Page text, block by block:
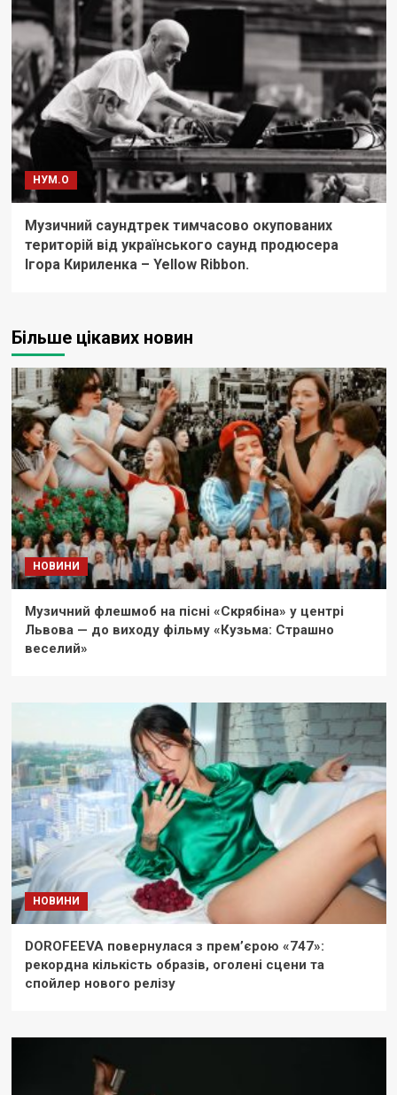
НУМ.О
Музичний саундтрек тимчасово окупованих
територій від українського саунд продюсера
Ігора Кириленка – Yellow Ribbon.
Більше цікавих новин
НОВИНИ
Музичний флешмоб на пісні «Скрябіна» у центрі
Львова — до виходу фільму «Кузьма: Страшно
веселий»
НОВИНИ
DOROFEEVA повернулася з прем’єрою «747»:
рекордна кількість образів, оголені сцени та
спойлер нового релізу